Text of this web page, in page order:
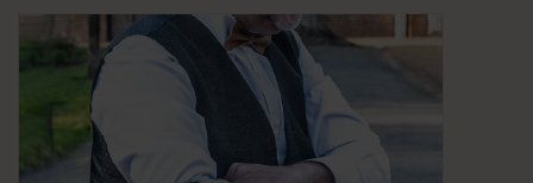
SHELBY BROTHERS
REISTASSEN